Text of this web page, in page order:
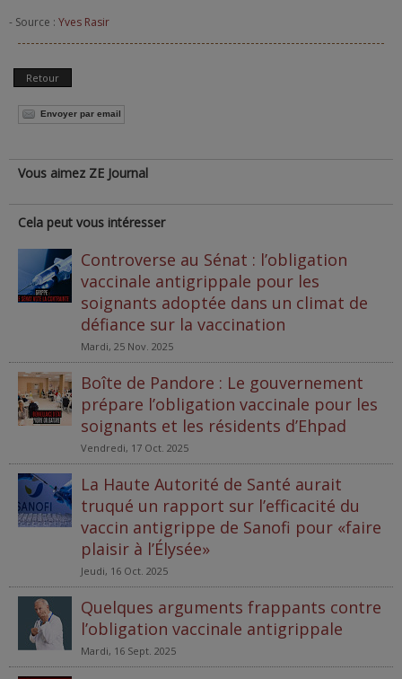
- Source : Yves Rasir
Retour
Envoyer par email
Vous aimez ZE Journal
Cela peut vous intéresser
Controverse au Sénat : l’obligation
vaccinale antigrippale pour les
soignants adoptée dans un climat de
défiance sur la vaccination
Mardi, 25 Nov. 2025
Boîte de Pandore : Le gouvernement
prépare l’obligation vaccinale pour les
soignants et les résidents d’Ehpad
Vendredi, 17 Oct. 2025
La Haute Autorité de Santé aurait
truqué un rapport sur l’efficacité du
vaccin antigrippe de Sanofi pour «faire
plaisir à l’Élysée»
Jeudi, 16 Oct. 2025
Quelques arguments frappants contre
l’obligation vaccinale antigrippale
Mardi, 16 Sept. 2025